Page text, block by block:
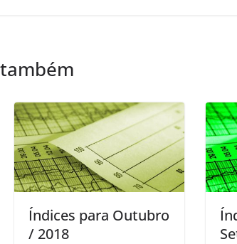
Índices para Outubro
/ 2018